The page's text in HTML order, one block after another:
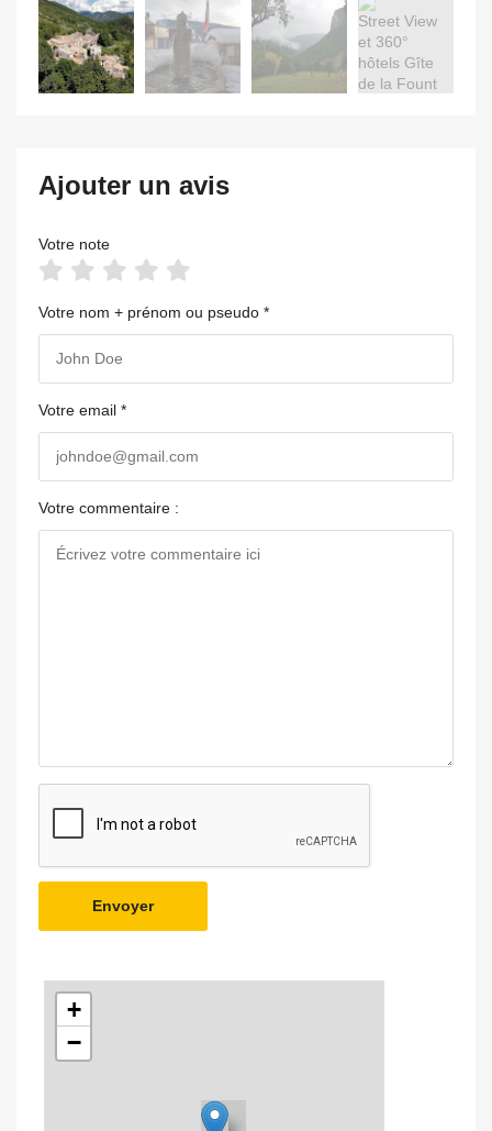
Ajouter un avis
Votre note
Votre nom + prénom ou pseudo *
Votre email *
Votre commentaire :
Envoyer
+
−